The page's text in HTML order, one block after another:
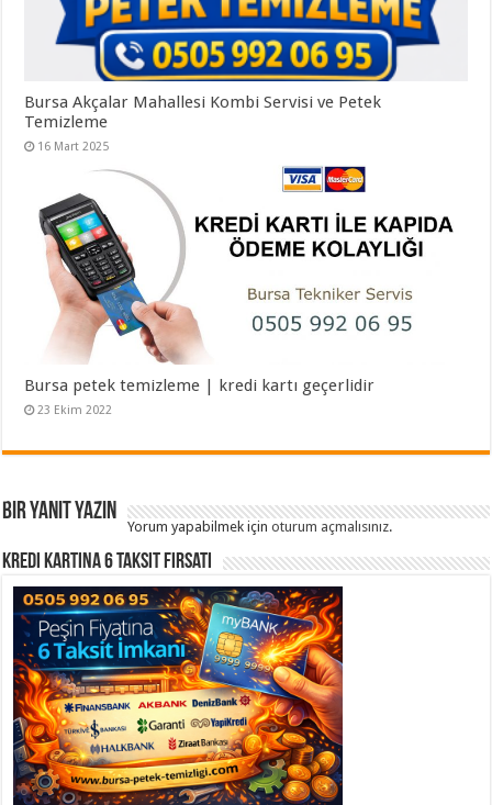
Bursa Akçalar Mahallesi Kombi Servisi ve Petek
Temizleme
16 Mart 2025
Bursa petek temizleme | kredi kartı geçerlidir
23 Ekim 2022
Bir yanıt yazın
Yorum yapabilmek içinoturum açmalısınız.
Kredi Kartına 6 Taksit Fırsatı